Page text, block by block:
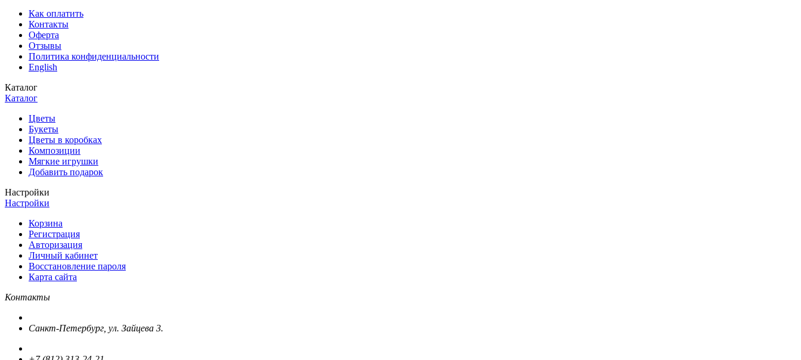
Как оплатить
Контакты
Оферта
Отзывы
Политика конфиденциальности
English
Каталог
Каталог
Цветы
Букеты
Цветы в коробках
Композиции
Мягкие игрушки
Добавить подарок
Настройки
Настройки
Корзина
Регистрация
Авторизация
Личный кабинет
Восстановление пароля
Карта сайта
Контакты
Санкт-Петербург, ул. Зайцева 3.